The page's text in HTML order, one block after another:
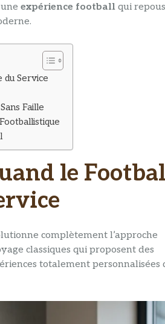
expérience football qui
du Service
Faille
le
complètement l’approche
classiques qui proposent des
totalement personnalisées